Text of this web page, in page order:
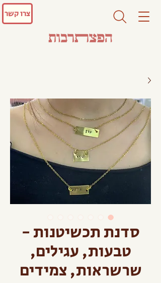
צרו קשר
סדנת תכשיטנות -
טבעות, עגילים,
שרשראות, צמידים